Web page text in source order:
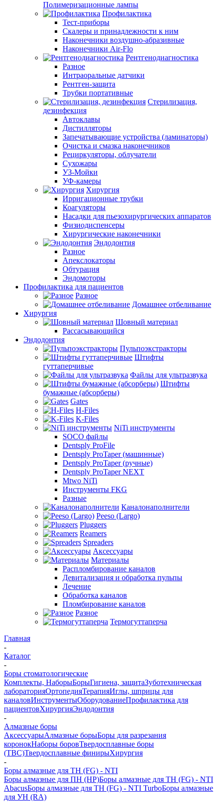
Полимеризационные лампы
Профилактика
Тест-приборы
Скалеры и принадлежности к ним
Наконечники воздушно-абразивные
Наконечники Air-Flo
Рентгенодиагностика
Разное
Интраоральные датчики
Рентген-защита
Трубки портативные
Стерилизация,
дезинфекция
Автоклавы
Дистилляторы
Запечатывающие устройства (ламинаторы)
Очистка и смазка наконечников
Рециркуляторы, облучатели
Сухожары
УЗ-Мойки
УФ-камеры
Хирургия
Ирригационные трубки
Коагуляторы
Насадки для пьезохирургических аппаратов
Физиодиспенсеры
Хирургические наконечники
Эндодонтия
Разное
Апекслокаторы
Обтурация
Эндомоторы
Профилактика для пациентов
Разное
Домашнее отбеливание
Хирургия
Шовный материал
Рассасывающийся
Эндодонтия
Пульпоэкстракторы
Штифты
гуттаперчивые
Файлы для ультразвука
Штифты
бумажные (абсорберы)
Gates
H-Files
K-Files
NiTi инструменты
SOCO файлы
Dentsply ProFile
Dentsply ProTaper (машинные)
Dentsply ProTaper (ручные)
Dentsply ProTaper NEXT
Mtwo NiTi
Инструменты FKG
Разные
Каналонаполнители
Peeso (Largo)
Pluggers
Reamers
Spreaders
Аксессуары
Материалы
Распломбирование каналов
Девитализация и обработка пульпы
Лечение
Обработка каналов
Пломбирование каналов
Разное
Термогуттаперча
Главная
-
Каталог
-
Боры стоматологические
Комплекты, НаборыБорыГигиена, защитаЗуботехническая
лабораторияОртопедияТерапияИглы, шприцы для
каналовИнструментыОборудованиеПрофилактика для
пациентовХирургияЭндодонтия
-
Алмазные боры
АксессуарыАлмазные борыБоры для разрезания
коронокНаборы боровТвердосплавные боры
(ТВС)Твердосплавные финирыХирургия
-
Боры алмазные для ТН (FG) - NTI
Боры алмазные для ПН (HP)Боры алмазные для ТН (FG) - NTI
AbacusБоры алмазные для ТН (FG) - NTI TurboБоры алмазные
для УН (RA)